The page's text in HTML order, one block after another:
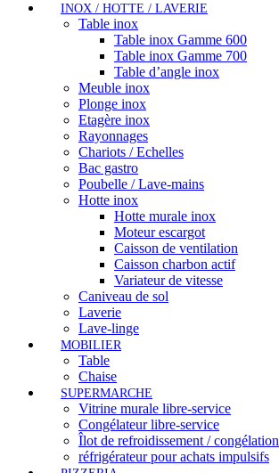
INOX / HOTTE / LAVERIE
Table inox
Table inox Gamme 600
Table inox Gamme 700
Table d’angle inox
Meuble inox
Plonge inox
Etagère inox
Rayonnages
Chariots / Echelles
Bac gastro
Poubelle / Lave-mains
Hotte inox
Hotte murale inox
Moteur escargot
Caisson de ventilation
Caisson charbon actif
Variateur de vitesse
Caniveau de sol
Laverie
Lave-linge
MOBILIER
Table
Chaise
SUPERMARCHE
Vitrine murale libre-service
Congélateur libre-service
Îlot de refroidissement / congélation
réfrigérateur pour achats impulsifs